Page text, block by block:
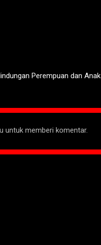
Perempuan dan Anak
untuk memberi komentar.